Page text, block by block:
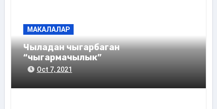
МАКАЛАЛАР
Чыладан чыгарбаган
“чыгармачылык”
Oct 7, 2021